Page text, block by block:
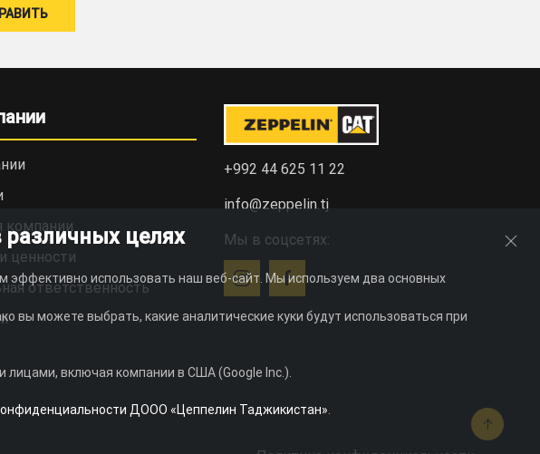
компании
ценности
ответственность
+992 44 625 11 22
info@zeppelin.tj
Мы в соцсетях:
целях
эффективно использовать наш веб-сайт. Мы используем два основных
вы можете выбрать, какие аналитические куки будут использоваться при
лицами, включая компании в США (Google Inc.).
ДООО «Цеппелин Таджикистан»